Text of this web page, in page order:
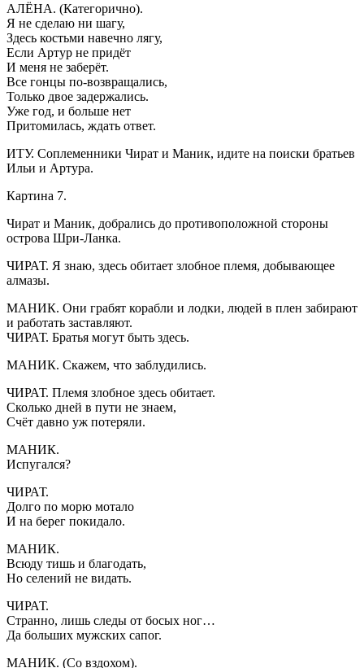
АЛЁНА. (Категорично).
Я не сделаю ни шагу,
Здесь костьми навечно лягу,
Если Артур не придёт
И меня не заберёт.
Все гонцы по-возвращались,
Только двое задержались.
Уже год, и больше нет
Притомилась, ждать ответ.
ИТУ. Соплеменники Чират и Маник, идите на поиски братьев
Ильи и Артура.
Картина 7.
Чират и Маник, добрались до противоположной стороны
острова Шри-Ланка.
ЧИРАТ. Я знаю, здесь обитает злобное племя, добывающее
алмазы.
МАНИК. Они грабят корабли и лодки, людей в плен забирают
и работать заставляют.
ЧИРАТ. Братья могут быть здесь.
МАНИК. Скажем, что заблудились.
ЧИРАТ. Племя злобное здесь обитает.
Сколько дней в пути не знаем,
Счёт давно уж потеряли.
МАНИК.
Испугался?
ЧИРАТ.
Долго по морю мотало
И на берег покидало.
МАНИК.
Всюду тишь и благодать,
Но селений не видать.
ЧИРАТ.
Странно, лишь следы от босых ног…
Да больших мужских сапог.
МАНИК. (Со вздохом).